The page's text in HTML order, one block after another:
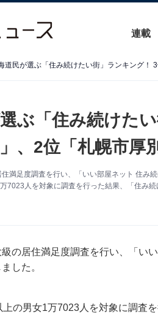
連載
道民が選ぶ「住み続けたい街」ランキング！
ぶ「住み続けた
、2位「札幌市厚
満足度調査を行い、「いい部屋ネット 住み
7023人を対象に調査を行った結果、「住み
の居住満足度調査を行い、「い
した。
の男女1万7023人を対象に調査